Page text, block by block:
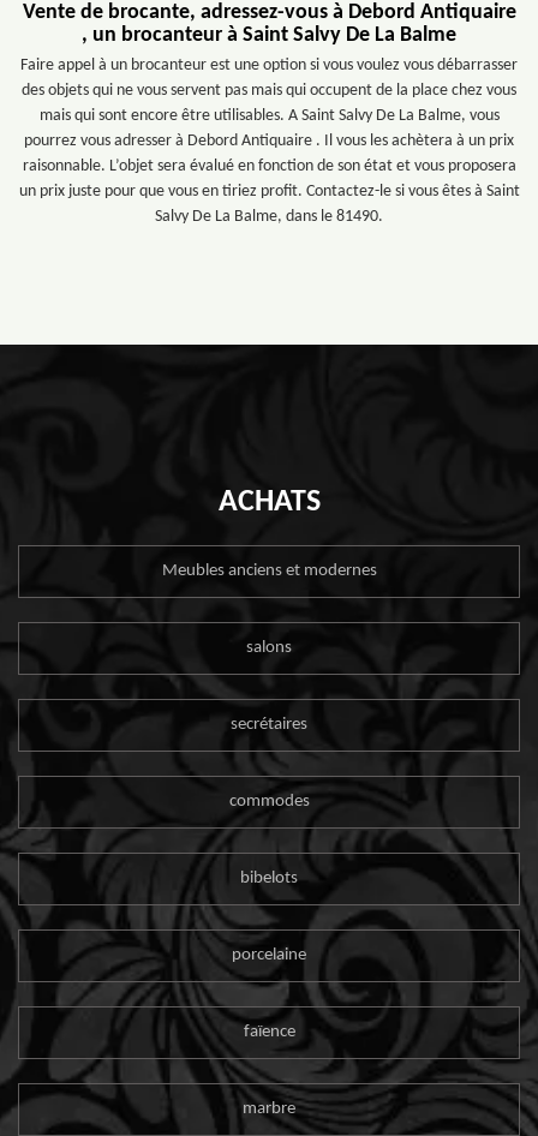
Vente de brocante, adressez-vous à Debord Antiquaire
, un brocanteur à Saint Salvy De La Balme
Faire appel à un brocanteur est une option si vous voulez vous débarrasser
des objets qui ne vous servent pas mais qui occupent de la place chez vous
mais qui sont encore être utilisables. A Saint Salvy De La Balme, vous
pourrez vous adresser à Debord Antiquaire . Il vous les achètera à un prix
raisonnable. L’objet sera évalué en fonction de son état et vous proposera
un prix juste pour que vous en tiriez profit. Contactez-le si vous êtes à Saint
Salvy De La Balme, dans le 81490.
ACHATS
Meubles anciens et modernes
salons
secrétaires
commodes
bibelots
porcelaine
faïence
marbre